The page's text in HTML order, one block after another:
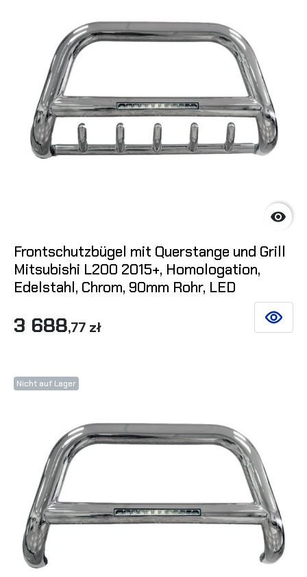

Frontschutzbügel mit Querstange und Grill
Mitsubishi L200 2015+, Homologation,
Edelstahl, Chrom, 90mm Rohr, LED
3 688,77 zł SIEHE
Nicht auf Lager